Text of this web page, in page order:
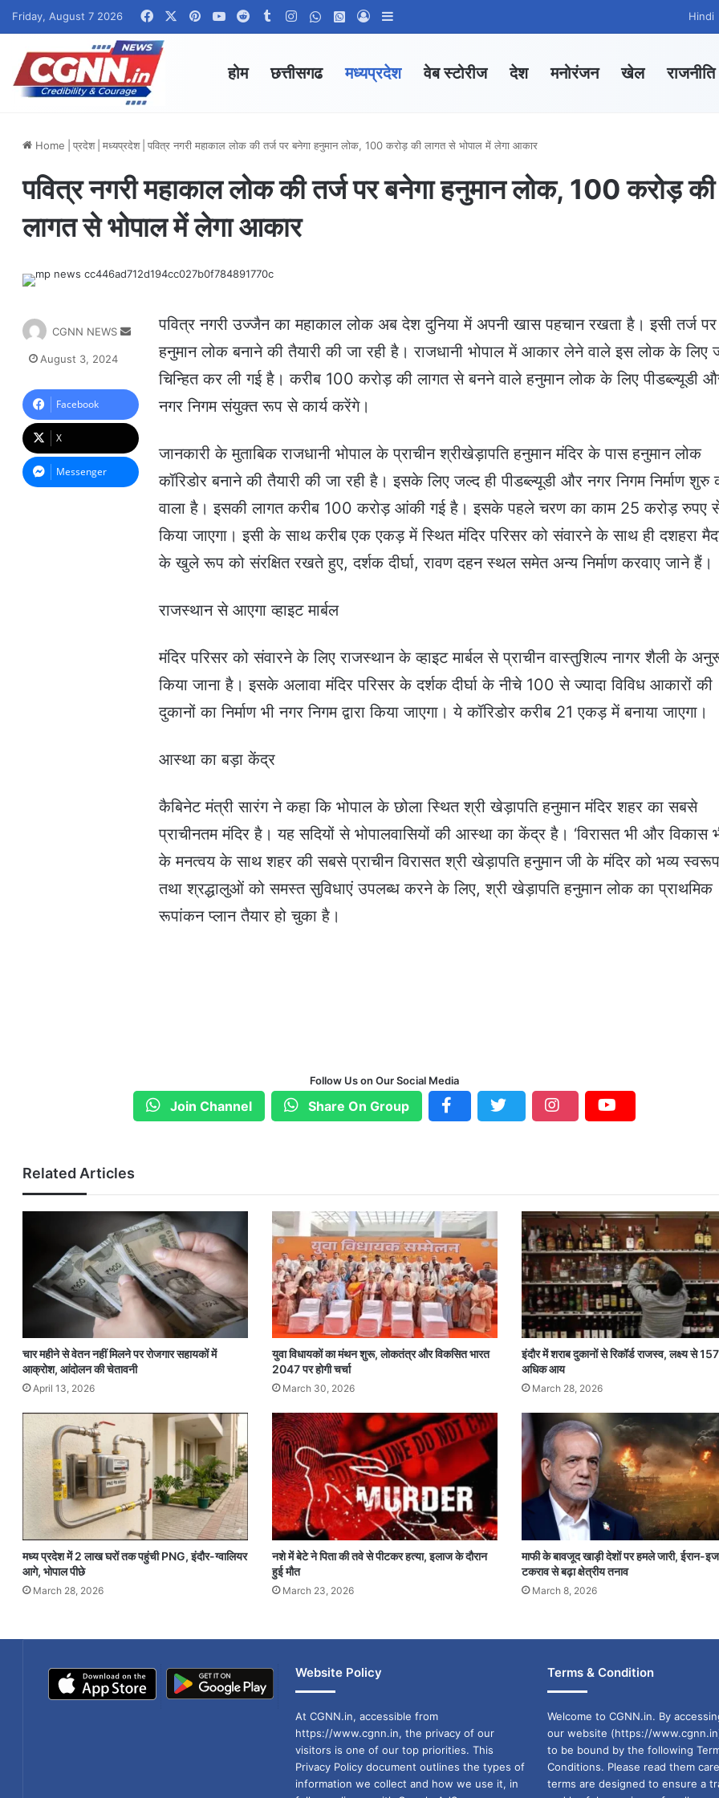
Friday, August 7 2026 FacebookPinterestYouTubeRedditTumblrInstagramWhatsApp Channel
WhatsApp Group
Log In Hindi
होम छत्तीसगढ मध्यप्रदेश वेब स्टोरीज देश मनोरंजन खेल राजनीति
Home प्रदेश मध्यप्रदेश पवित्र नगरी महाकाल लोक की तर्ज पर बनेगा हनुमान लोक, 100 करोड़ की लागत से भोपाल में लेगा आकार
पवित्र नगरी महाकाल लोक की तर्ज पर बनेगा हनुमान लोक, 100 करोड़ की
लागत से भोपाल में लेगा आकार
पवित्र नगरी उज्जैन का महाकाल लोक अब देश दुनिया में अपनी खास पहचान रखता है। इसी तर्ज
हनुमान लोक बनाने की तैयारी की जा रही है। राजधानी भोपाल में आकार लेने वाले इस लोक के लिए
चिन्हित कर ली गई है। करीब 100 करोड़ की लागत से बनने वाले हनुमान लोक के लिए पीडब्ल्यूडी
नगर निगम संयुक्त रूप से कार्य करेंगे।
जानकारी के मुताबिक राजधानी भोपाल के प्राचीन श्रीखेड़ापति हनुमान मंदिर के पास हनुमान लोक
कॉरिडोर बनाने की तैयारी की जा रही है। इसके लिए जल्द ही पीडब्ल्यूडी और नगर निगम निर्माण
वाला है। इसकी लागत करीब 100 करोड़ आंकी गई है। इसके पहले चरण का काम 25 करोड़ रुपए
किया जाएगा। इसी के साथ करीब एक एकड़ में स्थित मंदिर परिसर को संवारने के साथ ही दशहरा
के खुले रूप को संरक्षित रखते हुए, दर्शक दीर्घा, रावण दहन स्थल समेत अन्य निर्माण करवाए जाने हैं।
राजस्थान से आएगा व्हाइट मार्बल
मंदिर परिसर को संवारने के लिए राजस्थान के व्हाइट मार्बल से प्राचीन वास्तुशिल्प नागर शैली के
किया जाना है। इसके अलावा मंदिर परिसर के दर्शक दीर्घा के नीचे 100 से ज्यादा विविध आकारों की
दुकानों का निर्माण भी नगर निगम द्वारा किया जाएगा। ये कॉरिडोर करीब 21 एकड़ में बनाया जाएगा।
आस्था का बड़ा केंद्र
कैबिनेट मंत्री सारंग ने कहा कि भोपाल के छोला स्थित श्री खेड़ापति हनुमान मंदिर शहर का सबसे
प्राचीनतम मंदिर है। यह सदियों से भोपालवासियों की आस्था का केंद्र है। ‘विरासत भी और विकास
के मनत्वय के साथ शहर की सबसे प्राचीन विरासत श्री खेड़ापति हनुमान जी के मंदिर को भव्य
तथा श्रद्धालुओं को समस्त सुविधाएं उपलब्ध करने के लिए, श्री खेड़ापति हनुमान लोक का प्राथमिक
रूपांकन प्लान तैयार हो चुका है।
CGNN NEWS
a
n
e
m
a
i
August 3, 2024
Facebook
X
Messenger
Follow Us on Our Social Media
Join Channel Share On Group
Related Articles
चार महीने से वेतन नहीं मिलने पर रोजगार सहायकों में
आक्रोश, आंदोलन की चेतावनी
April 13, 2026
युवा विधायकों का मंथन शुरू, लोकतंत्र और विकसित भारत
2047 पर होगी चर्चा
March 30, 2026
इंदौर में शराब दुकानों से रिकॉर्ड राजस्व, लक्ष्य से
अधिक आय
March 28, 2026
मध्य प्रदेश में 2 लाख घरों तक पहुंची PNG, इंदौर-ग्वालियर
आगे, भोपाल पीछे
March 28, 2026
नशे में बेटे ने पिता की तवे से पीटकर हत्या, इलाज के दौरान
हुई मौत
March 23, 2026
माफी के बावजूद खाड़ी देशों पर हमले जारी, ईरान-
टकराव से बढ़ा क्षेत्रीय तनाव
March 8, 2026
Website Policy
At CGNN.in, accessible from
https://www.cgnn.in, the privacy of our
visitors is one of our top priorities. This
Privacy Policy document outlines the types of
information we collect and how we use it, in
Terms & Condition
Welcome to CGNN.in. By
our website (https://
to be bound by the following
Conditions. Please read them
terms are designed to ensure a